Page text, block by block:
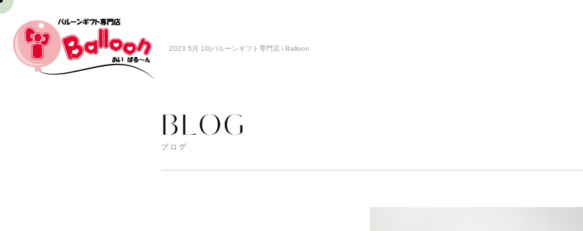
2023 5月 10|バルーンギフト専門店 i Balloon